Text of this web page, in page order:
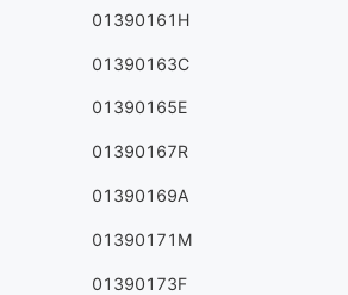
01390161H
01390163C
01390165E
01390167R
01390169A
01390171M
01390173F